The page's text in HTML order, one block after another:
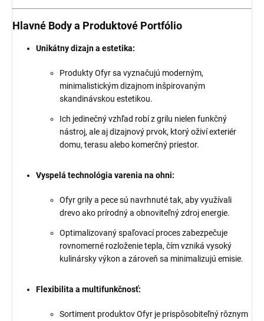
Hlavné Body a Produktové Portfólio
Unikátny dizajn a estetika:
Produkty Ofyr sa vyznačujú moderným,
minimalistickým dizajnom inšpirovaným
skandinávskou estetikou.
Ich jedinečný vzhľad robí z grilu nielen funkčný
nástroj, ale aj dizajnový prvok, ktorý oživí exteriér
domu, terasu alebo komerčný priestor.
Vyspelá technológia varenia na ohni:
Ofyr grily a pece sú navrhnuté tak, aby využívali
drevo ako prírodný a obnoviteľný zdroj energie.
Optimalizovaný spaľovací proces zabezpečuje
rovnomerné rozloženie tepla, čím vzniká vysoký
kulinársky výkon a zároveň sa minimalizujú emisie.
Flexibilita a multifunkčnosť:
Sortiment produktov Ofyr je prispôsobiteľný rôznym